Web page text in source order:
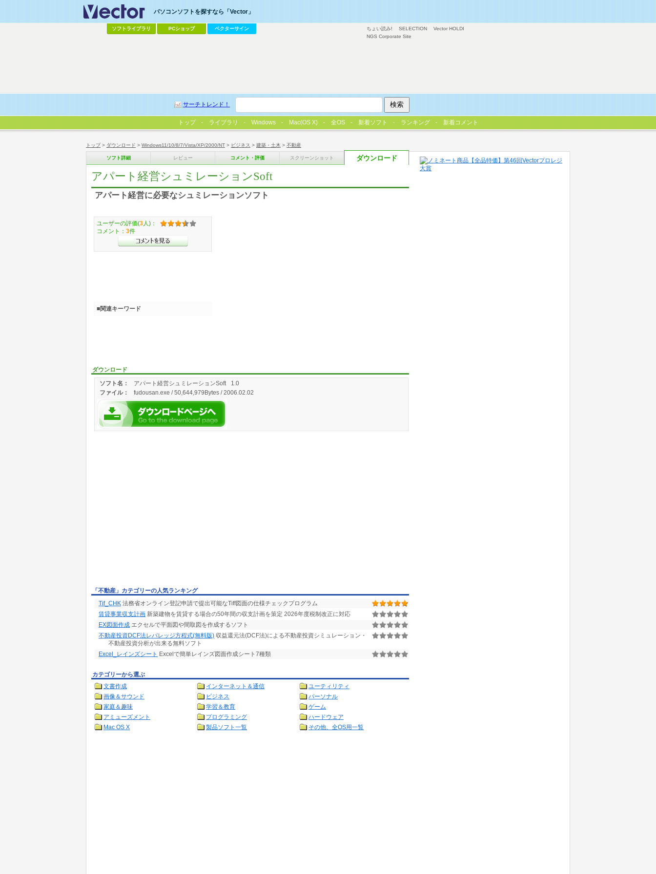
トップ> ダウンロード > Windows11/10/8/7/Vista/XP/2000/NT > ビジネス > 建築・土木 > 不動産
ソフト詳細 レビュー コメント・評価 スクリーンショット ダウンロード
アパート経営シュミレーションSoft
アパート経営に必要なシュミレーションソフト
ダウンロード
ソフト名：
アパート経営シュミレーションSoft 1.0
ファイル： fudousan.exe / 50,644,979Bytes / 2006.02.02
ユーザーの評価(3 人)：
コメント： 3件
■関連キーワード
「不動産」カテゴリーの人気ランキング
Tif_CHK 法務省オンライン登記申請で提出可能なTiff図面の仕様チェックプログラム
賃貸事業収支計画 新築建物を賃貸する場合の50年間の収支計画を策定 2026年度税制改正に対応
EX図面作成 エクセルで平面図や間取図を作成するソフト
不動産投資DCF法レバレッジ方程式(無料版) 収益還元法(DCF法)による不動産投資シミュレーション・
不動産投資分析が出来る無料ソフト
Excel_レインズシート Excelで簡単レインズ図面作成シート7種類
カテゴリーから選ぶ
文書作成
インターネット＆通信
ユーティリティ
画像＆サウンド
ビジネス
パーソナル
家庭＆趣味
学習＆教育
ゲーム
アミューズメント
プログラミング
ハードウェア
Mac OS X
製品ソフト一覧 その他、全OS用一覧
ちょい読み! SELECTION
Vector HOLDI
NGS Corporate Site
パソコンソフトを探すなら「Vector」
ソフトライブラリ PCショップ ベクターサイン
サーチトレンド！
トップ ライブラリ Windows Mac(OS X) 全OS 新着ソフト ランキング 新着コメント